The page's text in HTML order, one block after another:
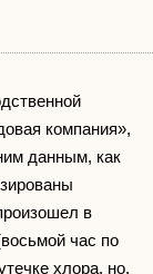
компания»,
данным, как
в
час по
хлора, но,